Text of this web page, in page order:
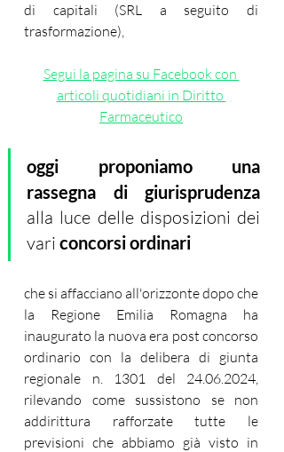
di capitali (SRL a seguito di
trasformazione),
Segui la pagina su Facebook con
articoli quotidiani in Diritto
Farmaceutico
oggi proponiamo una
rassegna di giurisprudenza
alla luce delle disposizioni dei
vari concorsi ordinari
che si affacciano all'orizzonte dopo che
la Regione Emilia Romagna ha
inaugurato la nuova era post concorso
ordinario con la delibera di giunta
regionale n. 1301 del 24.06.2024,
rilevando come sussistono se non
addirittura rafforzate tutte le
previsioni che abbiamo già visto in